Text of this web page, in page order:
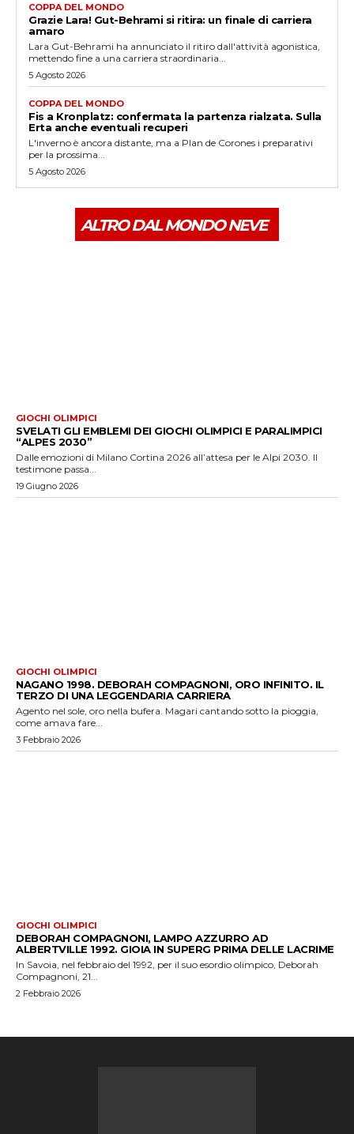
COPPA DEL MONDO
Grazie Lara! Gut-Behrami si ritira: un finale di carriera
amaro
Lara Gut-Behrami ha annunciato il ritiro dall'attività agonistica,
mettendo fine a una carriera straordinaria...
5 Agosto 2026
COPPA DEL MONDO
Fis a Kronplatz: confermata la partenza rialzata. Sulla
Erta anche eventuali recuperi
L'inverno è ancora distante, ma a Plan de Corones i preparativi
per la prossima...
5 Agosto 2026
ALTRO DAL MONDO NEVE
GIOCHI OLIMPICI
SVELATI GLI EMBLEMI DEI GIOCHI OLIMPICI E PARALIMPICI
“ALPES 2030”
Dalle emozioni di Milano Cortina 2026 all’attesa per le Alpi 2030. Il
testimone passa...
19 Giugno 2026
GIOCHI OLIMPICI
NAGANO 1998. DEBORAH COMPAGNONI, ORO INFINITO. IL
TERZO DI UNA LEGGENDARIA CARRIERA
Agento nel sole, oro nella bufera. Magari cantando sotto la pioggia,
come amava fare...
3 Febbraio 2026
GIOCHI OLIMPICI
DEBORAH COMPAGNONI, LAMPO AZZURRO AD
ALBERTVILLE 1992. GIOIA IN SUPERG PRIMA DELLE LACRIME
In Savoia, nel febbraio del 1992, per il suo esordio olimpico, Deborah
Compagnoni, 21...
2 Febbraio 2026